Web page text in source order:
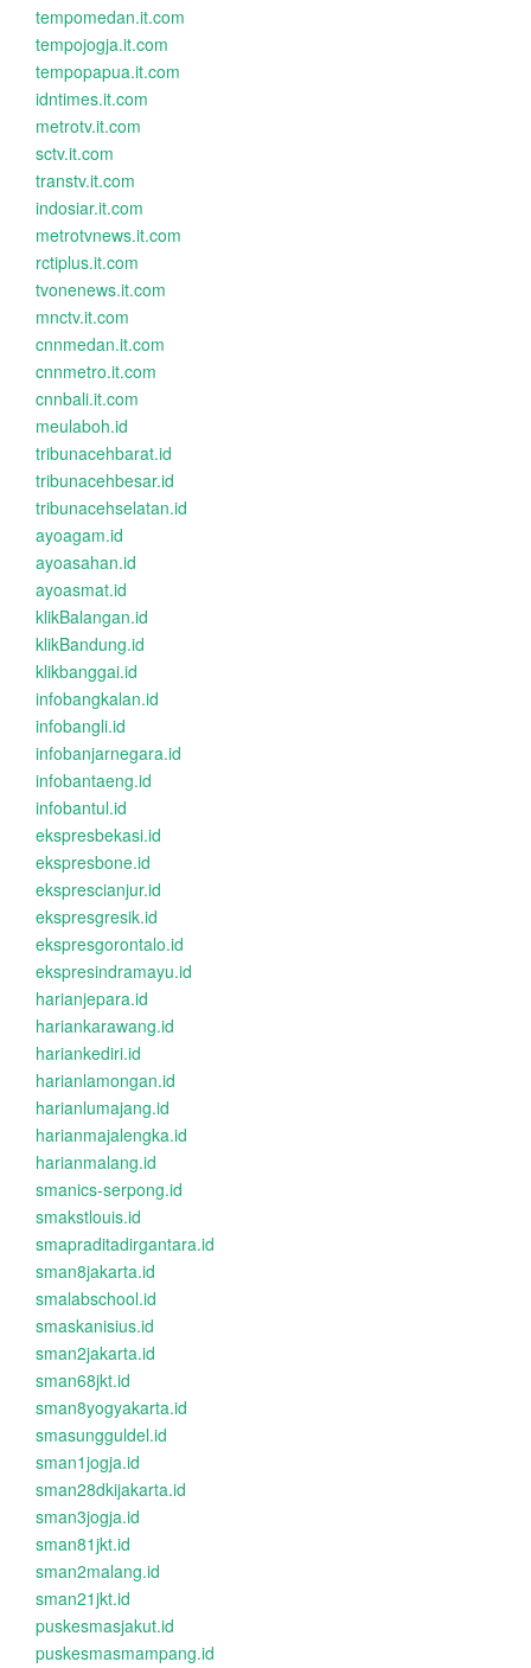
tempomedan.it.com
tempojogja.it.com
tempopapua.it.com
idntimes.it.com
metrotv.it.com
sctv.it.com
transtv.it.com
indosiar.it.com
metrotvnews.it.com
rctiplus.it.com
tvonenews.it.com
mnctv.it.com
cnnmedan.it.com
cnnmetro.it.com
cnnbali.it.com
meulaboh.id
tribunacehbarat.id
tribunacehbesar.id
tribunacehselatan.id
ayoagam.id
ayoasahan.id
ayoasmat.id
klikBalangan.id
klikBandung.id
klikbanggai.id
infobangkalan.id
infobangli.id
infobanjarnegara.id
infobantaeng.id
infobantul.id
ekspresbekasi.id
ekspresbone.id
eksprescianjur.id
ekspresgresik.id
ekspresgorontalo.id
ekspresindramayu.id
harianjepara.id
hariankarawang.id
hariankediri.id
harianlamongan.id
harianlumajang.id
harianmajalengka.id
harianmalang.id
smanics-serpong.id
smakstlouis.id
smapraditadirgantara.id
sman8jakarta.id
smalabschool.id
smaskanisius.id
sman2jakarta.id
sman68jkt.id
sman8yogyakarta.id
smasungguldel.id
sman1jogja.id
sman28dkijakarta.id
sman3jogja.id
sman81jkt.id
sman2malang.id
sman21jkt.id
puskesmasjakut.id
puskesmasmampang.id